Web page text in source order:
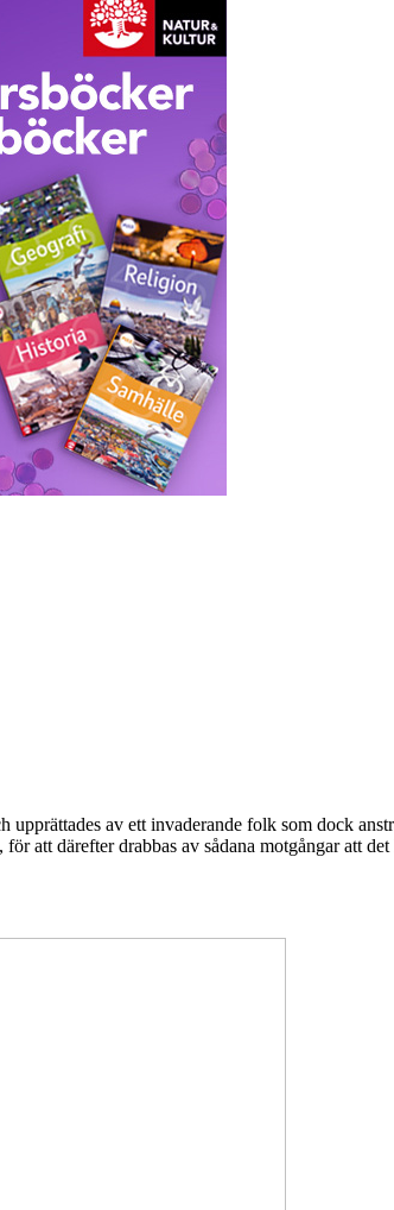
upprättades av ett invaderande folk som dock
att därefter drabbas av sådana motgångar att